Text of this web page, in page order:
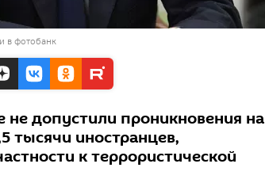
в фотобанк
допустили проникновения на
тысячи иностранцев,
к террористической